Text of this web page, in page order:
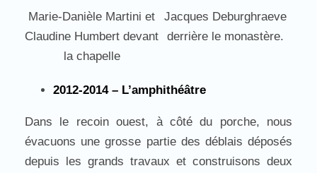
Marie-Danièle Martini et
Claudine Humbert devant
la chapelle
Jacques Deburghraeve
derrière le monastère.
2012-2014 – L’amphithéâtre
Dans le recoin ouest, à côté du porche, nous
évacuons une grosse partie des déblais déposés
depuis les grands travaux et construisons deux